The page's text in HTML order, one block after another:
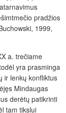
pradžios
1999,
a. trečiame
yra prasminga
ir lenkų konfliktus
Mindaugas
derėtų patikrinti
tam tikslui